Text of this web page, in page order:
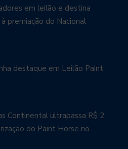
em leilão e destina
premiação do Nacional
destaque em Leilão Paint
Continental ultrapassa R$ 2
do Paint Horse no